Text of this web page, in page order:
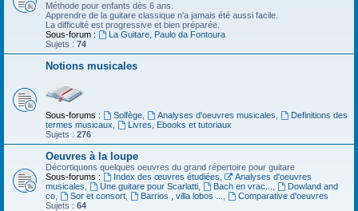
Méthode pour enfants dès 6 ans.
Apprendre de la guitare classique n'a jamais été aussi facile.
La difficulté est progressive et bien préparée.
Sous-forum :
La Guitare, Paulo da Fontoura
Sujets : 74
Notions musicales
Sous-forums : Solfège, Analyses d'oeuvres musicales
Definitions des
termes musicaux
Livres, Ebooks et tutoriaux
Sujets : 276
Oeuvres à la loupe
Décortiquons quelques oeuvres du grand répertoire pour guitare
Sous-forums :
Index des œuvres étudiées
Analyses d'oeuvres
musicales
Une guitare pour Scarlatti, Bach en vrac...
Dowland and
co
Sor et consort, Barrios , villa lobos ...
Comparative d'oeuvres
Sujets : 64